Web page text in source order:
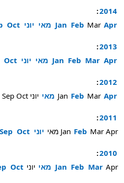
2014
:
Jan Feb Mar Apr מאי יוני Oct
2013
:
Jan Feb Mar Apr מאי יוני Oct
2012
:
Jan Feb Mar Apr מאי יוני Sep Oct
2011
:
Jan Feb Mar Apr מאי יוני Sep Oct
2010
:
Jan Feb Mar Apr מאי יוני Oct